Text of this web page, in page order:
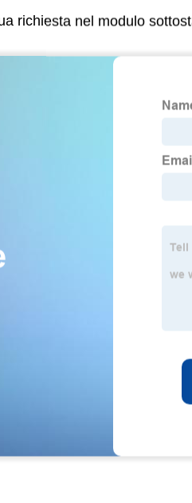
richiesta nel modulo